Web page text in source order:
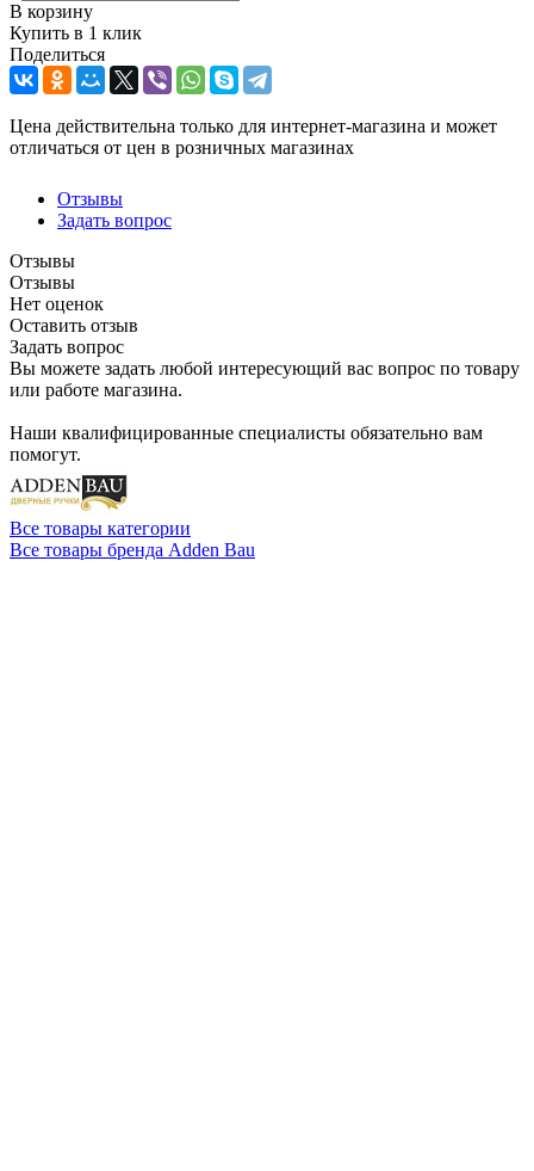
В корзину
Купить в 1 клик
Поделиться
Цена действительна только для интернет-магазина и может
отличаться от цен в розничных магазинах
Отзывы
Задать вопрос
Отзывы
Отзывы
Нет оценок
Оставить отзыв
Задать вопрос
Вы можете задать любой интересующий вас вопрос по товару
или работе магазина.
Наши квалифицированные специалисты обязательно вам
помогут.
Все товары категории
Все товары бренда Adden Bau